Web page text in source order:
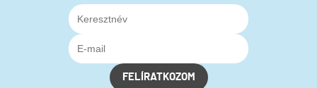
FELÍRATKOZOM